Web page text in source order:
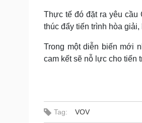
Thực tế đó đặt ra yêu
thúc đẩy tiến trình hòa
Trong một diễn biến mới
cam kết sẽ nỗ lực cho tiến
Tag: VOV